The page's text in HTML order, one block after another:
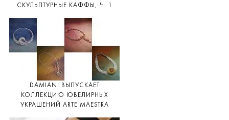
СКУЛЬПТУРНЫЕ КАФФЫ, Ч. 1
DAMIANI ВЫПУСКАЕТ
КОЛЛЕКЦИЮ ЮВЕЛИРНЫХ
УКРАШЕНИЙ ARTE MAESTRA